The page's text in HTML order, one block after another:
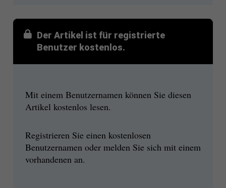
Der Artikel ist für registrierte
Benutzer kostenlos.
Mit einem Benutzernamen können Sie diesen
Artikel kostenlos lesen.
Registrieren Sie einen kostenlosen
Benutzernamen oder melden Sie sich mit einem
vorhandenen an.